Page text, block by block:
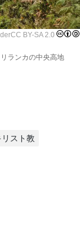
CC BY-SA 2.0
ランカの中央高地
スト教